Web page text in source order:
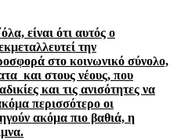
είναι ότι αυτός ο
την
στο κοινωνικό σύνολο,
και στους νέους, που
και τις ανισότητες να
περισσότερο οι
ακόμα πιο βαθιά, η